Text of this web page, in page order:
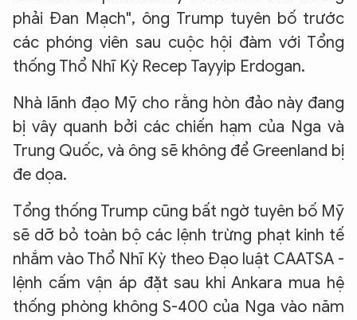
phải Đan Mạch", ông Trump tuyên bố trước
các phóng viên sau cuộc hội đàm với Tổng
thống Thổ Nhĩ Kỳ Recep Tayyip Erdogan.
Nhà lãnh đạo Mỹ cho rằng hòn đảo này đang
bị vây quanh bởi các chiến hạm của Nga và
Trung Quốc, và ông sẽ không để Greenland bị
đe dọa.
Tổng thống Trump cũng bất ngờ tuyên bố Mỹ
sẽ dỡ bỏ toàn bộ các lệnh trừng phạt kinh tế
nhắm vào Thổ Nhĩ Kỳ theo Đạo luật CAATSA -
lệnh cấm vận áp đặt sau khi Ankara mua hệ
thống phòng không S-400 của Nga vào năm